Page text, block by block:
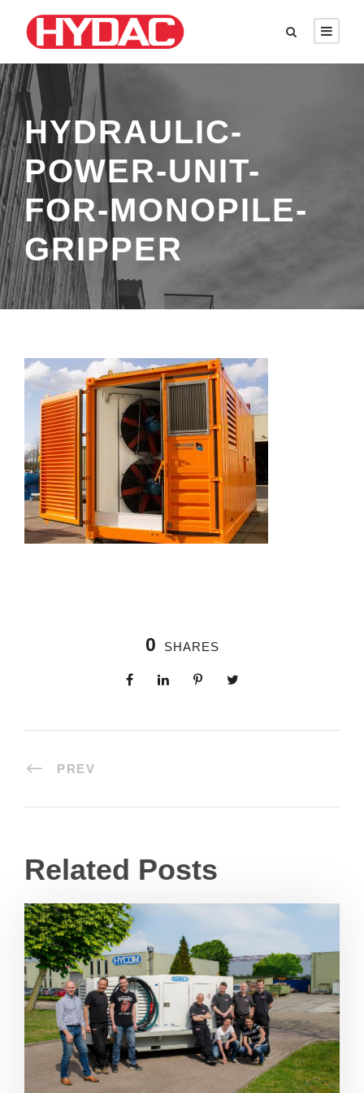
HYDRAULIC-
POWER-UNIT-
FOR-MONOPILE-
GRIPPER
0 SHARES
PREV
Related Posts